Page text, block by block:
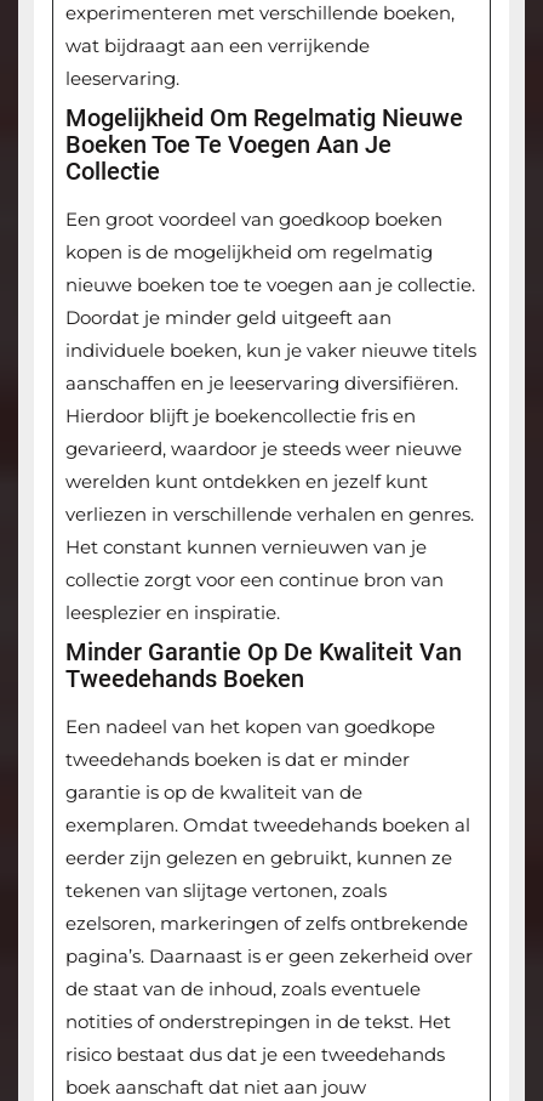
experimenteren met verschillende boeken,
wat bijdraagt aan een verrijkende
leeservaring.
Mogelijkheid Om Regelmatig Nieuwe
Boeken Toe Te Voegen Aan Je
Collectie
Een groot voordeel van goedkoop boeken
kopen is de mogelijkheid om regelmatig
nieuwe boeken toe te voegen aan je collectie.
Doordat je minder geld uitgeeft aan
individuele boeken, kun je vaker nieuwe titels
aanschaffen en je leeservaring diversifiëren.
Hierdoor blijft je boekencollectie fris en
gevarieerd, waardoor je steeds weer nieuwe
werelden kunt ontdekken en jezelf kunt
verliezen in verschillende verhalen en genres.
Het constant kunnen vernieuwen van je
collectie zorgt voor een continue bron van
leesplezier en inspiratie.
Minder Garantie Op De Kwaliteit Van
Tweedehands Boeken
Een nadeel van het kopen van goedkope
tweedehands boeken is dat er minder
garantie is op de kwaliteit van de
exemplaren. Omdat tweedehands boeken al
eerder zijn gelezen en gebruikt, kunnen ze
tekenen van slijtage vertonen, zoals
ezelsoren, markeringen of zelfs ontbrekende
pagina’s. Daarnaast is er geen zekerheid over
de staat van de inhoud, zoals eventuele
notities of onderstrepingen in de tekst. Het
risico bestaat dus dat je een tweedehands
boek aanschaft dat niet aan jouw